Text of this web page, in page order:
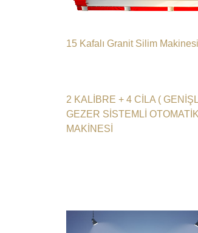
15 Kafalı Granit Silim Makinesi
2 KALİBRE + 4 CİLA (
GEZER SİSTEMLİ
MAKİNESİ